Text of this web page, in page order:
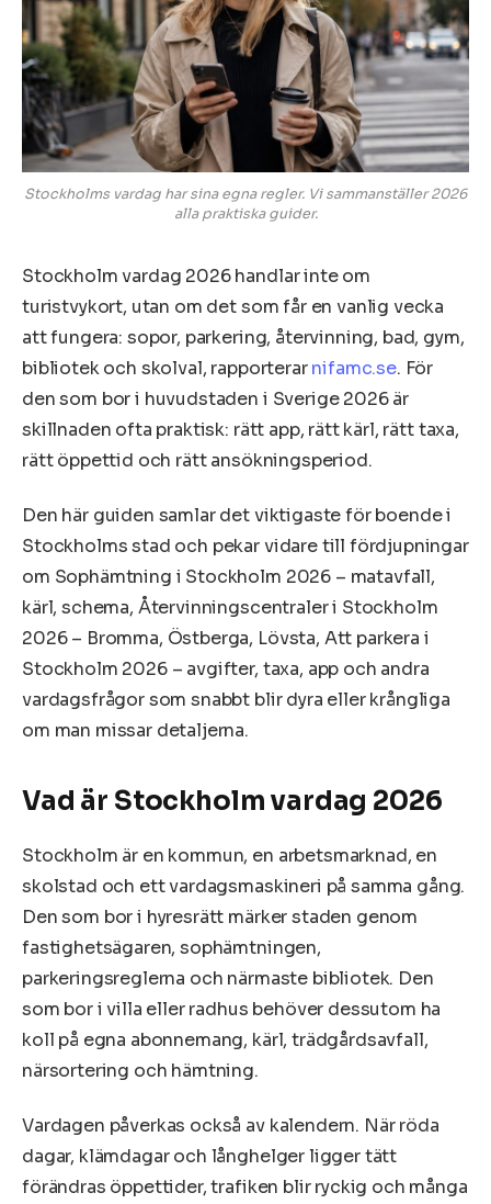
Stockholms vardag har sina egna regler. Vi sammanställer 2026
alla praktiska guider.
Stockholm vardag 2026 handlar inte om
turistvykort, utan om det som får en vanlig vecka
att fungera: sopor, parkering, återvinning, bad, gym,
bibliotek och skolval, rapporterarnifamc.se. För
den som bor i huvudstaden i Sverige 2026 är
skillnaden ofta praktisk: rätt app, rätt kärl, rätt taxa,
rätt öppettid och rätt ansökningsperiod.
Den här guiden samlar det viktigaste för boende i
Stockholms stad och pekar vidare till fördjupningar
om Sophämtning i Stockholm 2026 – matavfall,
kärl, schema, Återvinningscentraler i Stockholm
2026 – Bromma, Östberga, Lövsta, Att parkera i
Stockholm 2026 – avgifter, taxa, app och andra
vardagsfrågor som snabbt blir dyra eller krångliga
om man missar detaljerna.
Vad är Stockholm vardag 2026
Stockholm är en kommun, en arbetsmarknad, en
skolstad och ett vardagsmaskineri på samma gång.
Den som bor i hyresrätt märker staden genom
fastighetsägaren, sophämtningen,
parkeringsreglerna och närmaste bibliotek. Den
som bor i villa eller radhus behöver dessutom ha
koll på egna abonnemang, kärl, trädgårdsavfall,
närsortering och hämtning.
Vardagen påverkas också av kalendern. När röda
dagar, klämdagar och långhelger ligger tätt
förändras öppettider, trafiken blir ryckig och många